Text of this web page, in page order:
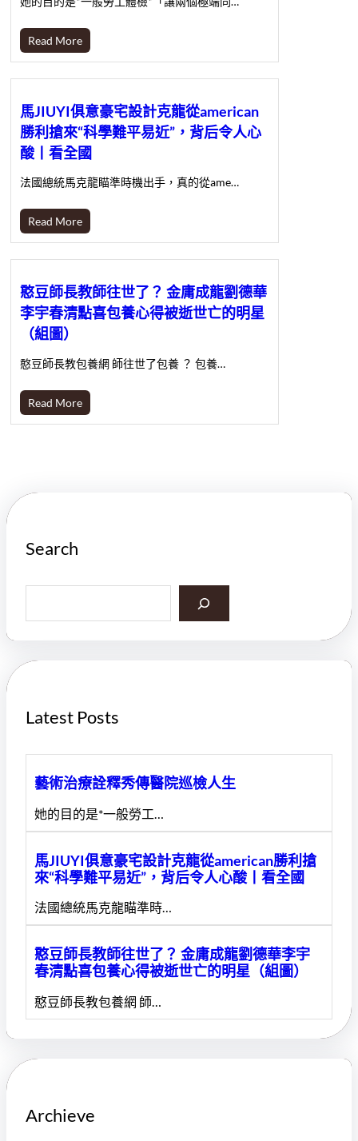
Read More
馬JIUYI俱意豪宅設計克龍從american
勝利搶來“科學難平易近”，背后令人心
酸丨看全國
法國總統馬克龍瞄準時機出手，真的從ame…
Read More
憨豆師長教師往世了？ 金庸成龍劉德華
李宇春清點喜包養心得被逝世亡的明星
（組圖）
憨豆師長教包養網 師往世了包養 ？ 包養…
Read More
Search
a
h
Latest Posts
藝術治療詮釋秀傳醫院巡檢人生
她的目的是*一般勞工…
馬JIUYI俱意豪宅設計克龍從american勝利搶
來“科學難平易近”，背后令人心酸丨看全國
法國總統馬克龍瞄準時…
憨豆師長教師往世了？ 金庸成龍劉德華李宇
春清點喜包養心得被逝世亡的明星（組圖）
憨豆師長教包養網 師…
Archieve